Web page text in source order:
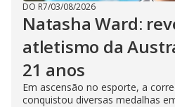
DO R7/03/08/2026
Natasha Ward:
atletismo da
21 anos
Em ascensão no esporte, a
conquistou diversas medalhas